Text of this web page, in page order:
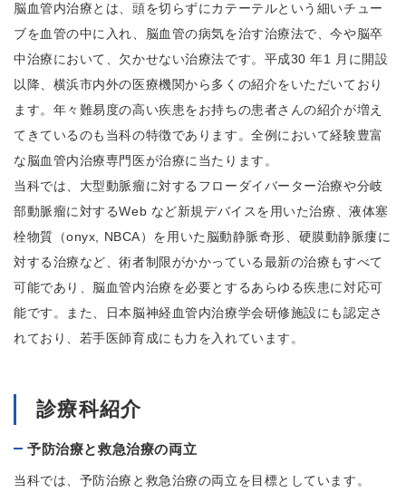
脳血管内治療とは、頭を切らずにカテーテルという細いチュー
ブを血管の中に入れ、脳血管の病気を治す治療法で、今や脳卒
中治療において、欠かせない治療法です。平成30 年1 月に開設
以降、横浜市内外の医療機関から多くの紹介をいただいており
ます。年々難易度の高い疾患をお持ちの患者さんの紹介が増え
てきているのも当科の特徴であります。全例において経験豊富
な脳血管内治療専門医が治療に当たります。
当科では、大型動脈瘤に対するフローダイバーター治療や分岐
部動脈瘤に対するWeb など新規デバイスを用いた治療、液体塞
栓物質（onyx, NBCA）を用いた脳動静脈奇形、硬膜動静脈瘻に
対する治療など、術者制限がかかっている最新の治療もすべて
可能であり、脳血管内治療を必要とするあらゆる疾患に対応可
能です。また、日本脳神経血管内治療学会研修施設にも認定さ
れており、若手医師育成にも力を入れています。
診療科紹介
予防治療と救急治療の両立
当科では、予防治療と救急治療の両立を目標としています。